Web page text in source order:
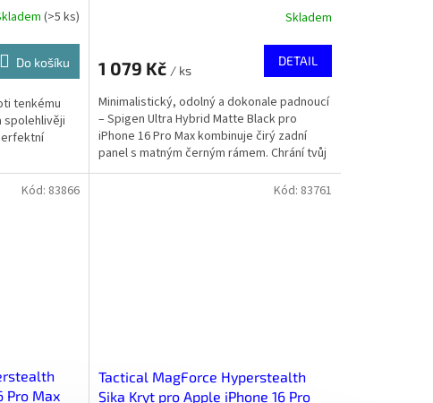
(>5 ks)
Do košíku
tenkému
spolehlivěji
Skladem
1 079 Kč / ks
DETAIL
Minimalistický, odolný a dokonale padnoucí
– Spigen Ultra Hybrid Matte Black pro
iPhone 16 Pro Max kombinuje čirý zadní
panel s matným černým rámem. Chrání tvůj
iPhone při...
Pro Max
Kód: 83866
Tactical MagForce Hyperstealth
Sika Kryt pro Apple iPhone 16 Pro
Kód: 83761